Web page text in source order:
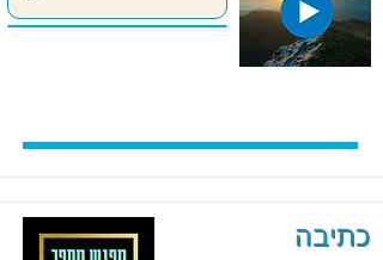
כתיבה